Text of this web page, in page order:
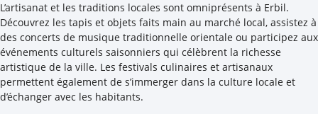
L’artisanat et les traditions locales sont omniprésents à Erbil.
Découvrez les tapis et objets faits main au marché local, assistez à
des concerts de musique traditionnelle orientale ou participez aux
événements culturels saisonniers qui célèbrent la richesse
artistique de la ville. Les festivals culinaires et artisanaux
permettent également de s’immerger dans la culture locale et
d’échanger avec les habitants.